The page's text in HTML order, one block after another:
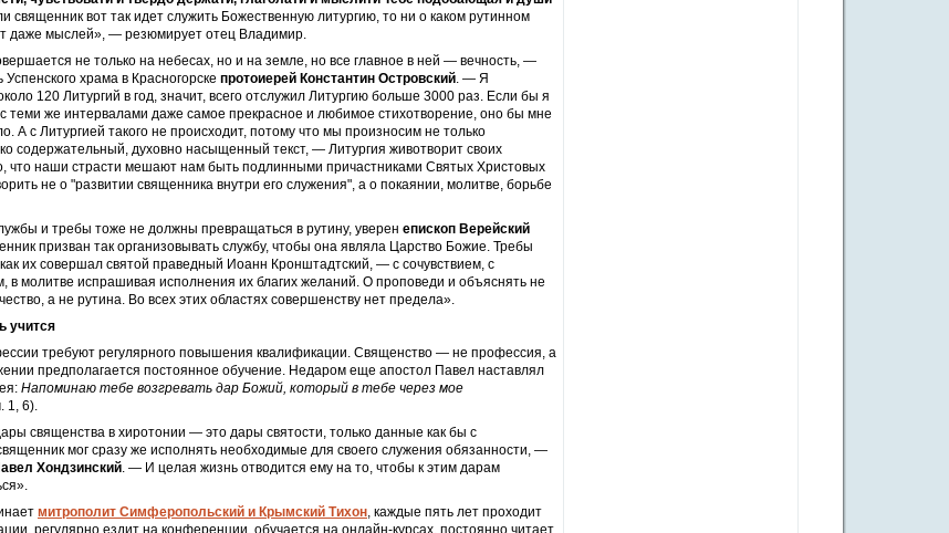
священник вот так идет служить Божественную литургию, то ни о каком рутинном
даже мыслей», — резюмирует отец Владимир.
не только на небесах, но и на земле, но все главное в ней — вечность, —
храма в Красногорске прото­иерей Константин Островский. — Я
120 Литургий в год, значит, всего отслужил Литургию больше 3000 раз. Если бы я
с теми же интервалами даже самое прекрасное и любимое стихотворение, оно бы мне
А с Литургией такого не происходит, потому что мы произносим не только
содержательный, духовно насыщенный текст, — Литургия животворит своих
что наши страсти мешают нам быть подлинными причастниками Святых Христовых
не о "развитии священника внутри его служения", а о покаянии, молитве, борьбе
и требы тоже не должны превращаться в рутину, уверен епископ Верейский
призван так организовывать службу, чтобы она являла Царство Божие. Требы
их совершал святой праведный Иоанн Кронштадтский, — с сочувствием, с
в молитве испрашивая исполнения их благих желаний. О проповеди и объяснять не
а не рутина. Во всех этих областях совершенству нет предела».
учится
требуют регулярного повышения квалификации. Священство — не профессия, а
предполагается постоянное обучение. Недаром еще апостол Павел наставлял
Напоминаю тебе возгревать дар Божий, который в тебе через мое
1, 6).
священства в хиротонии — это дары святости, только данные как бы с
мог сразу же исполнять необходимые для своего служения обязанности, —
Хондзинский. — И целая жизнь отводится ему на то, чтобы к этим дарам
митрополит Симферопольский и Крымский Тихон, каждые пять лет проходит
регулярно ездит на конференции, обучается на онлайн-курсах, постоянно читает